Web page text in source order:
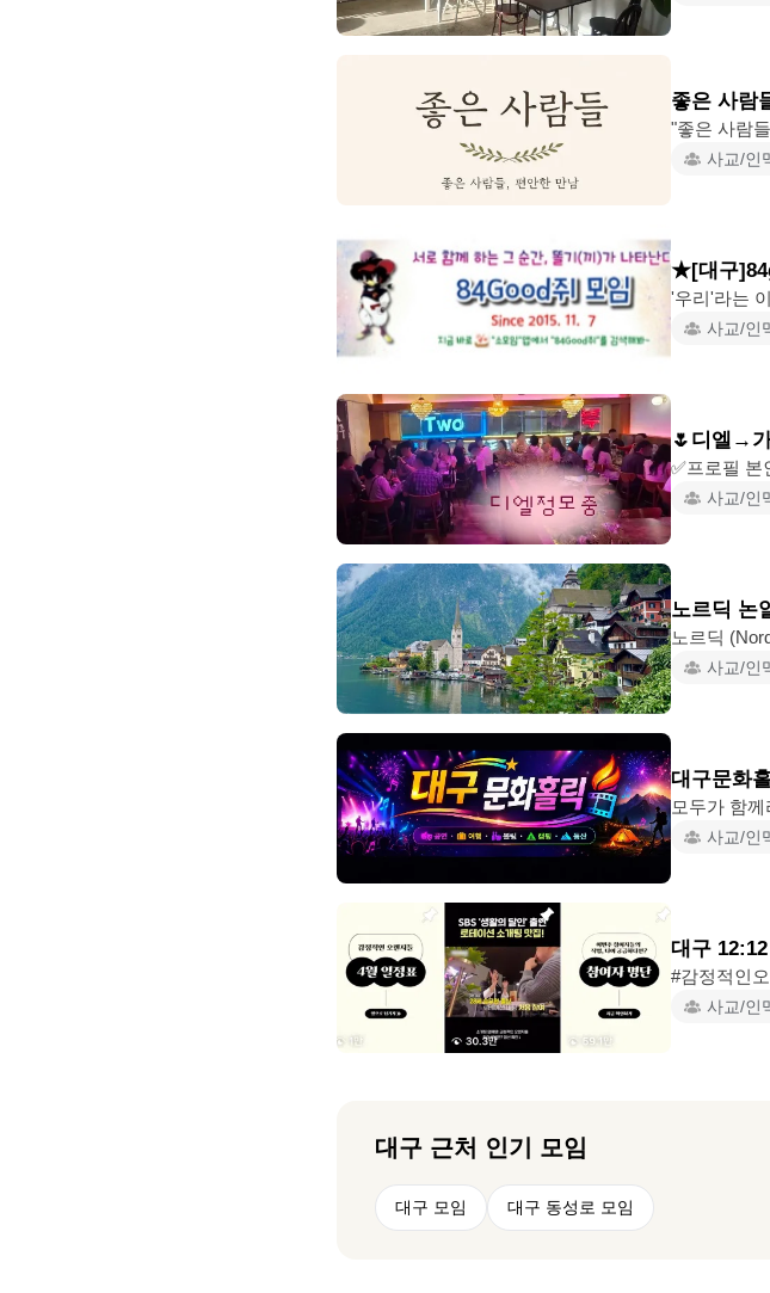
는 상황에
니다.
좋은 사람
"좋은 사람들 편안한 만남" 좋은 사람
친목 모임입니다 그냥 하루 중 잠깐 좋은 사람들과 편하
오래 좋은
사교/인
★[대구
'우리'라는 이름 아래 ,
사교/인
🌷디엘→
✅️프로필 본
명 ] ▶️ 모임장의 약속 ◀️ 1.모임원 한 분 한 분 소외되지 않도록 신경 써서 잘 챙겨 사교/인
노르딕 논
노르딕
하는 모임입니다. 카페 맛집부터 다양한 문화생활으로 분
사교/인
대구문화
모두가 함께라서 더 행복한
조건 안내
대 3개 모임까지 가입 가능 💢 카카
상시
사교/인
대구
#감정적인오렌지들
직장인 소개팅 서울 1위 소개팅 전문 법인 대구 범어역 바게리에서 진
사교/인
대구 근처 인기 모임
대구 모임 대구 동성로 모임